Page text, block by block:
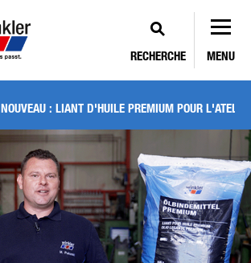
RECHERCHE MENU
NOUVEAU : LIANT D'HUILE PREMIUM POUR